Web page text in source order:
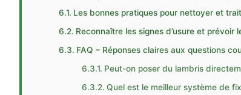
Les bonnes pratiques pour nettoyer et
Reconnaître les signes d’usure et prévoir
FAQ – Réponses claires aux questions
Peut-on poser du lambris
Quel est le meilleur système de